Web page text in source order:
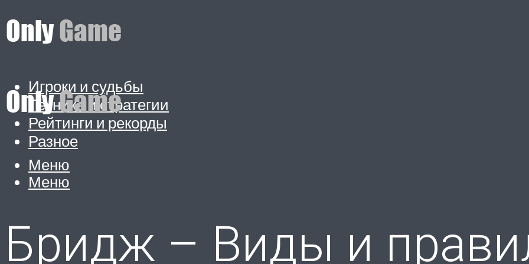
Игроки и судьбы
Техника и стратегии
Рейтинги и рекорды
Разное
Меню
Меню
Бридж – Виды и